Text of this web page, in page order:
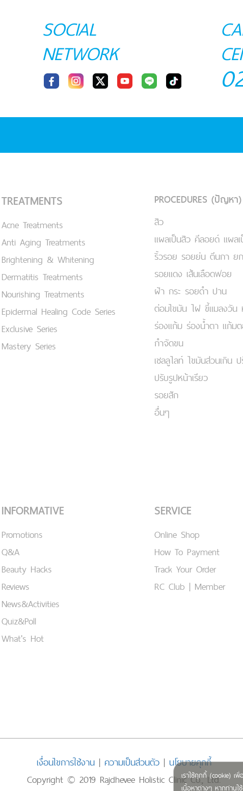
เราใช้คุกกี้ (cookie) เ
เนื้อหาต่างๆ หากท่านใ
SOCIAL
NETWORK
TREATMENTS
Acne Treatments
Anti Aging Treatments
Brightening & Whitening
Dermatitis Treatments
Nourishing Treatments
Epidermal Healing Code Series
Exclusive Series
Mastery Series
PROCEDURES (ปัญหา)
สิว
แผลเป็นสิว คีลอยด์ แผล
ริ้วรอย รอยย่น ตีนกา ย
รอยแดง เส้นเลือดฟอย
ฝ้า กระ รอยดำ ปาน
ต่อมไขมัน ไฝ ขี้แมลงวัน
ร่องแก้ม ร่องน้ำตา แก้ม
กำจัดขน
เชลลูไลท์ ไขมันส่วนเกิน
ปรับรูปหน้าเรียว
รอยสัก
อื่นๆ
INFORMATIVE
Promotions
Q&A
Beauty Hacks
Reviews
News&Activities
Quiz&Poll
What's Hot
SERVICE
Online Shop
How To Payment
Track Your Order
RC Club | Member
เงื่อนไขการใช้งาน| ความเป็นส่วนตัว| นโยบายคุกกี้
Copyright © 2019 Rajdhevee Holistic Clinic Co., Ltd.